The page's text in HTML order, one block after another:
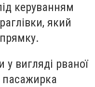
керуванням
який
у вигляді рваної
пасажирка